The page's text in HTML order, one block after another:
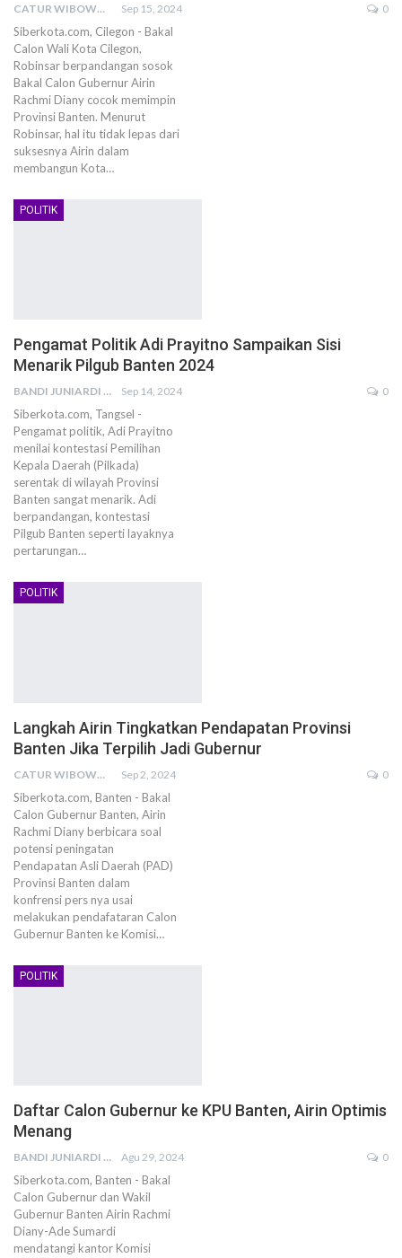
CATUR WIBOWO Sep 15, 2024 0
Siberkota.com, Cilegon - Bakal
Calon Wali Kota Cilegon,
Robinsar berpandangan sosok
Bakal Calon Gubernur Airin
Rachmi Diany cocok memimpin
Provinsi Banten. Menurut
Robinsar, hal itu tidak lepas dari
suksesnya Airin dalam
membangun Kota…
POLITIK
Pengamat Politik Adi Prayitno Sampaikan Sisi
Menarik Pilgub Banten 2024
BANDI JUNIARDI Sep 14, 2024 0
Siberkota.com, Tangsel -
Pengamat politik, Adi Prayitno
menilai kontestasi Pemilihan
Kepala Daerah (Pilkada)
serentak di wilayah Provinsi
Banten sangat menarik. Adi
berpandangan, kontestasi
Pilgub Banten seperti layaknya
pertarungan…
POLITIK
Langkah Airin Tingkatkan Pendapatan Provinsi
Banten Jika Terpilih Jadi Gubernur
CATUR WIBOWO Sep 2, 2024 0
Siberkota.com, Banten - Bakal
Calon Gubernur Banten, Airin
Rachmi Diany berbicara soal
potensi peningatan
Pendapatan Asli Daerah (PAD)
Provinsi Banten dalam
konfrensi pers nya usai
melakukan pendafataran Calon
Gubernur Banten ke Komisi…
POLITIK
Daftar Calon Gubernur ke KPU Banten, Airin Optimis
Menang
BANDI JUNIARDI Agu 29, 2024 0
Siberkota.com, Banten - Bakal
Calon Gubernur dan Wakil
Gubernur Banten Airin Rachmi
Diany-Ade Sumardi
mendatangi kantor Komisi